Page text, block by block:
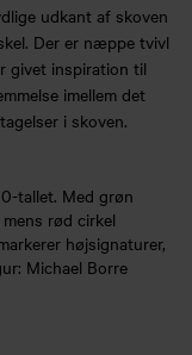
udkant af skoven
Der er næppe tvivl
givet inspiration til
imellem det
i skoven.
tallet. Med grøn
rød cirkel
højsignaturer,
Michael Borre